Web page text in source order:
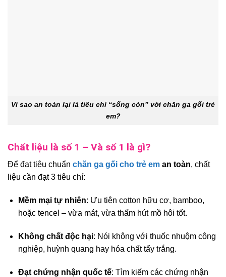
Vì sao an toàn lại là tiêu chí “sống còn” với chăn ga gối trẻ
em?
Chất liệu là số 1 – Và số 1 là gì?
Để đạt tiêu chuẩn chăn ga gối cho trẻ em an toàn, chất
liệu cần đạt 3 tiêu chí:
Mềm mại tự nhiên: Ưu tiên cotton hữu cơ, bamboo,
hoặc tencel – vừa mát, vừa thấm hút mồ hôi tốt.
Không chất độc hại: Nói không với thuốc nhuộm công
nghiệp, huỳnh quang hay hóa chất tẩy trắng.
Đạt chứng nhận quốc tế: Tìm kiếm các chứng nhận